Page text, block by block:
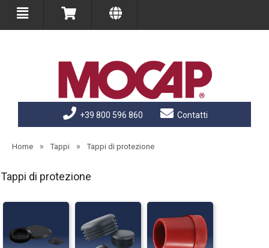
+39 800 596 860 Contatti
Home » Tappi » Tappi di protezione
Tappi di protezione